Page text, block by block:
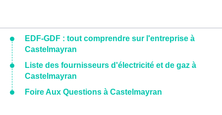
EDF-GDF : tout comprendre sur l'entreprise à
Castelmayran
Liste des fournisseurs d'électricité et de gaz à
Castelmayran
Foire Aux Questions à Castelmayran